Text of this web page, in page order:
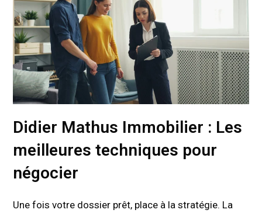
Didier Mathus Immobilier : Les
meilleures techniques pour
négocier
Une fois votre dossier prêt, place à la stratégie. La